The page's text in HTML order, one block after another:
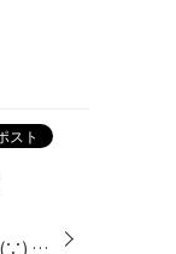
愛知県 稲沢市津島市あま市一宮市岐阜県海津市 その他近隣のみなさま こんにちは(∵) 愛知県稲沢市福島町西尾張中央道沿い エンジン オイル交換 も出来る お店 【タイヤ館 稲沢】です。 パンク 補償 サービス も始まりました。 【祝】スマホ決済が導入！ d払い、ペイペイ、Rペイがご利用いただけます...